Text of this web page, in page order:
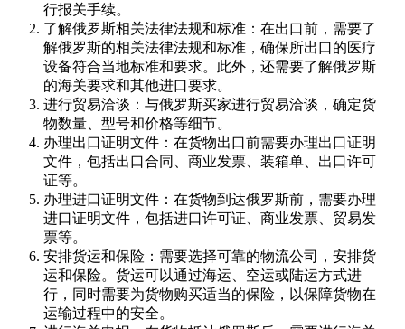
行报关手续。
了解俄罗斯相关法律法规和标准：在出口前，需要了
解俄罗斯的相关法律法规和标准，确保所出口的医疗
设备符合当地标准和要求。此外，还需要了解俄罗斯
的海关要求和其他进口要求。
进行贸易洽谈：与俄罗斯买家进行贸易洽谈，确定货
物数量、型号和价格等细节。
办理出口证明文件：在货物出口前需要办理出口证明
文件，包括出口合同、商业发票、装箱单、出口许可
证等。
办理进口证明文件：在货物到达俄罗斯前，需要办理
进口证明文件，包括进口许可证、商业发票、贸易发
票等。
安排货运和保险：需要选择可靠的物流公司，安排货
运和保险。货运可以通过海运、空运或陆运方式进
行，同时需要为货物购买适当的保险，以保障货物在
运输过程中的安全。